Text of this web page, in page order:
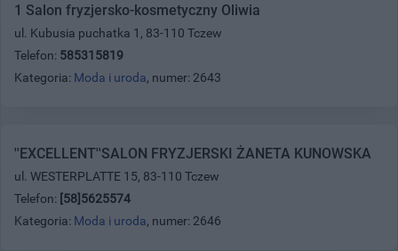
1 Salon fryzjersko-kosmetyczny Oliwia
ul. Kubusia puchatka 1, 83-110 Tczew
Telefon: 585315819
Kategoria: Moda i uroda, numer: 2643
''EXCELLENT''SALON FRYZJERSKI ŻANETA KUNOWSKA
ul. WESTERPLATTE 15, 83-110 Tczew
Telefon: [58]5625574
Kategoria: Moda i uroda, numer: 2646